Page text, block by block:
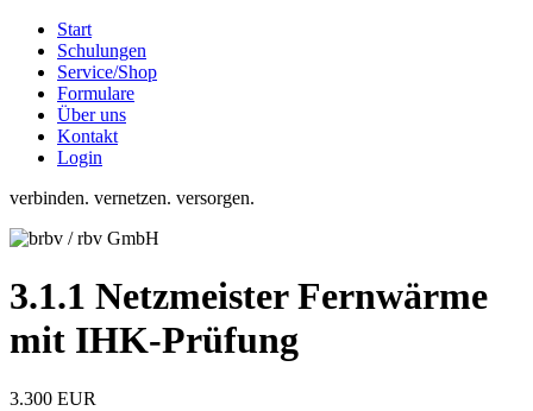
Start
Schulungen
Service/Shop
Formulare
Über uns
Kontakt
Login
verbinden. vernetzen. versorgen.
3.1.1 Netzmeister Fernwärme
mit IHK-Prüfung
3.300 EUR